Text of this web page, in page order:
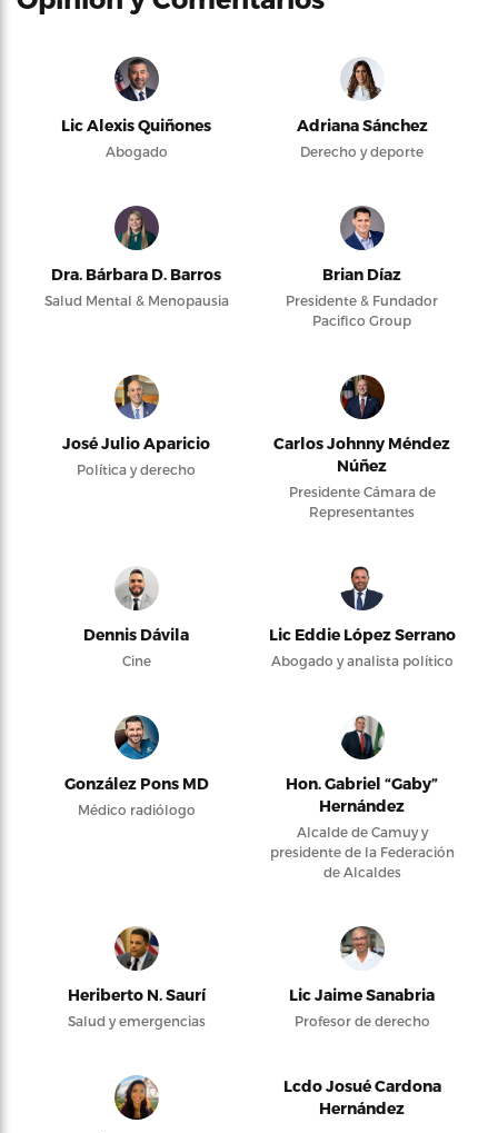
Lic Alexis Quiñones
Abogado
Adriana Sánchez
Derecho y deporte
Dra. Bárbara D. Barros
Salud Mental & Menopausia
Brian Díaz
Presidente & Fundador
Pacifico Group
José Julio Aparicio
Política y derecho
Carlos Johnny Méndez
Núñez
Presidente Cámara de
Representantes
Dennis Dávila
Cine
Lic Eddie López Serrano
Abogado y analista político
González Pons MD
Médico radiólogo
Hon. Gabriel “Gaby”
Hernández
Alcalde de Camuy y
presidente de la Federación
de Alcaldes
Heriberto N. Saurí
Salud y emergencias
Lic Jaime Sanabria
Profesor de derecho
Lcdo Josué Cardona
Hernández